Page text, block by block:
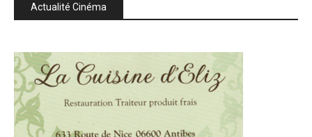
Actualité Cinéma